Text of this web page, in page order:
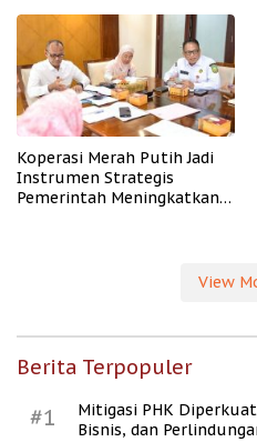
Koperasi Merah Putih Jadi
Instrumen Strategis
Pemerintah Meningkatkan
View
Berita Terpopuler
#1
Mitigasi PHK
Bisnis, dan